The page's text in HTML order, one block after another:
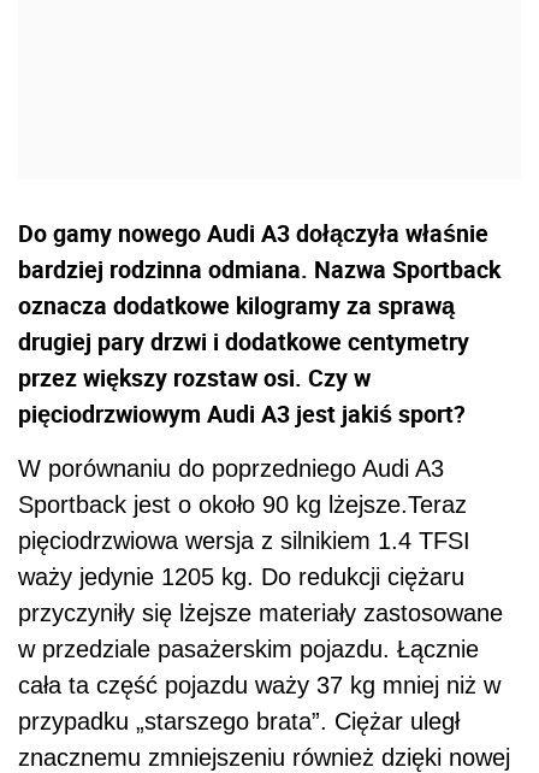
Do gamy nowego Audi A3 dołączyła właśnie
bardziej rodzinna odmiana. Nazwa Sportback
oznacza dodatkowe kilogramy za sprawą
drugiej pary drzwi i dodatkowe centymetry
przez większy rozstaw osi. Czy w
pięciodrzwiowym Audi A3 jest jakiś sport?
W porównaniu do poprzedniego Audi A3
Sportback jest o około 90 kg lżejsze.Teraz
pięciodrzwiowa wersja z silnikiem 1.4 TFSI
waży jedynie 1205 kg. Do redukcji ciężaru
przyczyniły się lżejsze materiały zastosowane
w przedziale pasażerskim pojazdu. Łącznie
cała ta część pojazdu waży 37 kg mniej niż w
przypadku „starszego brata”. Ciężar uległ
znacznemu zmniejszeniu również dzięki nowej